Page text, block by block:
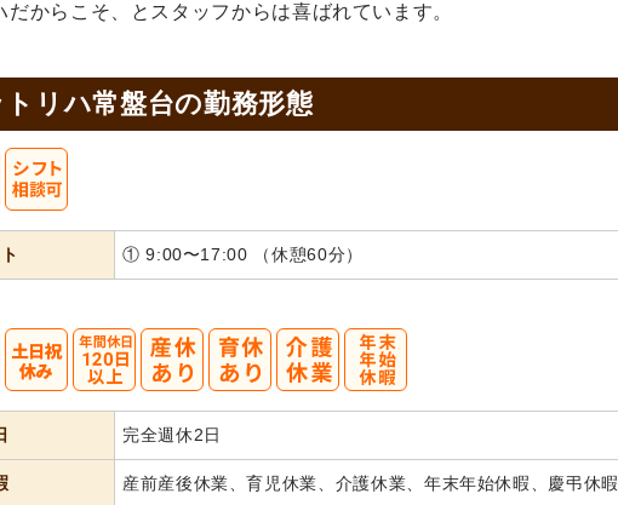
からこそ、とスタッフからは喜ばれています。
リハ常盤台の勤務形態
① 9:00〜17:00 （休憩60分）
完全週休2日
産前産後休業、育児休業、介護休業、年末年始休暇、慶弔休暇